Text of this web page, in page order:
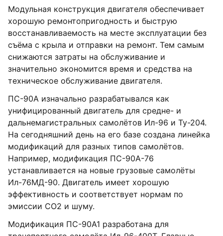
Модульная конструкция двигателя обеспечивает
хорошую ремонтопригодность и быструю
восстанавливаемость на месте эксплуатации без
съёма с крыла и отправки на ремонт. Тем самым
снижаются затраты на обслуживание и
значительно экономится время и средства на
техническое обслуживание двигателя.
ПС-90А изначально разрабатывался как
унифицированный двигатель для средне- и
дальнемагистральных самолётов Ил-96 и Ту-204.
На сегодняшний день на его базе создана линейка
модификаций для разных типов самолётов.
Например, модификация ПС-90А-76
устанавливается на новые грузовые самолёты
Ил-76МД-90. Двигатель имеет хорошую
эффективность и соответствует нормам по
эмиссии CO2 и шуму.
Модификация ПС-90А1 разработана для